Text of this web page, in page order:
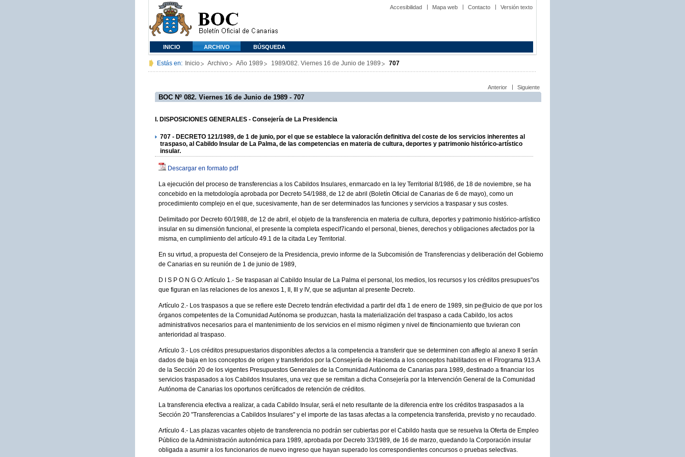
Accesibilidad Mapa web Contacto Versión texto
INICIO ARCHIVO BÚSQUEDA
Estás en: Inicio Archivo Año 1989 1989/082. Viernes 16 de Junio de 1989 707
Anterior Siguiente
BOC Nº 082. Viernes 16 de Junio de 1989 - 707
I. DISPOSICIONES GENERALES - Consejería de La Presidencia
707 - DECRETO 121/1989, de 1 de junio, por el que se establece la valoración definitiva del coste de los servicios inherentes al
traspaso, al Cabildo Insular de La Palma, de las competencias en materia de cultura, deportes y patrimonio histórico-artístico
insular.
Descargar en formato pdf
La ejecución del proceso de transferencias a los Cabildos Insulares, enmarcado en la ley Territorial 8/1986, de 18 de noviembre, se ha
concebido en la metodología aprobada por Decreto 54/1988, de 12 de abril (Boletín Oficial de Canarias de 6 de mayo), como un
procedimiento complejo en el que, sucesivamente, han de ser determinados las funciones y servicios a traspasar y sus costes.
Delimitado por Decreto 60/1988, de 12 de abril, el objeto de la transferencia en materia de cultura, deportes y patrimonio histórico-artístico
insular en su dimensión funcional, el presente la completa especif7icando el personal, bienes, derechos y obligaciones afectados por la
misma, en cumplimiento del artículo 49.1 de la citada Ley Territorial.
En su virtud, a propuesta del Consejero de la Presidencia, previo informe de la Subcomisión de Transferencias y deliberación del Gobiemo
de Canarias en su reunión de 1 de junio de 1989,
D I S P O N G O: Artículo 1.- Se traspasan al Cabildo Insular de La Palma el personal, los medios, los recursos y los créditos presupues"os
que figuran en las relaciones de los anexos 1, II, Ill y IV, que se adjuntan al presente Decreto.
Artículo 2.- Los traspasos a que se refiere este Decreto tendrán efectividad a partir del dfa 1 de enero de 1989, sin pe@uicio de que por los
órganos competentes de la Comunidad Autónoma se produzcan, hasta la materialización del traspaso a cada Cabildo, los actos
administrativos necesarios para el mantenimiento de los servicios en el mismo régimen y nivel de ftincionarniento que tuvieran con
anterioridad al traspaso.
Artículo 3.- Los créditos presupuestarios disponibles afectos a la competencia a transferir que se determinen con affeglo al anexo Il serán
dados de baja en los conceptos de origen y transferidos por la Consejería de Hacienda a los conceptos habilitados en el Flrograma 913.A
de la Sección 20 de los vigentes Presupuestos Generales de la Comunidad Autónoma de Canarias para 1989, destinado a financiar los
servicios traspasados a los Cabildos Insulares, una vez que se remitan a dicha Consejería por la Intervención General de la Comunidad
Autónoma de Canarias los oportunos cerúficados de retención de créditos.
La transferencia efectiva a realizar, a cada Cabildo Insular, será el neto resultante de la diferencia entre los créditos traspasados a la
Sección 20 "Transferencias a Cabildos Insulares" y el importe de las tasas afectas a la competencia transferida, previsto y no recaudado.
Artículo 4.- Las plazas vacantes objeto de transferencia no podrán ser cubiertas por el Cabildo hasta que se resuelva la Oferta de Empleo
Público de la Administración autonómica para 1989, aprobada por Decreto 33/1989, de 16 de marzo, quedando la Corporación insular
obligada a asumir a los funcionarios de nuevo ingreso que hayan superado los correspondientes concursos o pruebas selectivas.